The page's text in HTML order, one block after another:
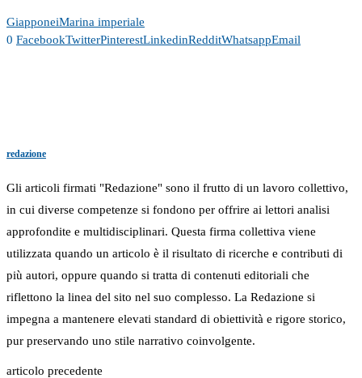
GiapponeiMarina imperiale
0 FacebookTwitterPinterestLinkedinRedditWhatsappEmail
redazione
Gli articoli firmati "Redazione" sono il frutto di un lavoro collettivo,
in cui diverse competenze si fondono per offrire ai lettori analisi
approfondite e multidisciplinari. Questa firma collettiva viene
utilizzata quando un articolo è il risultato di ricerche e contributi di
più autori, oppure quando si tratta di contenuti editoriali che
riflettono la linea del sito nel suo complesso. La Redazione si
impegna a mantenere elevati standard di obiettività e rigore storico,
pur preservando uno stile narrativo coinvolgente.
articolo precedente